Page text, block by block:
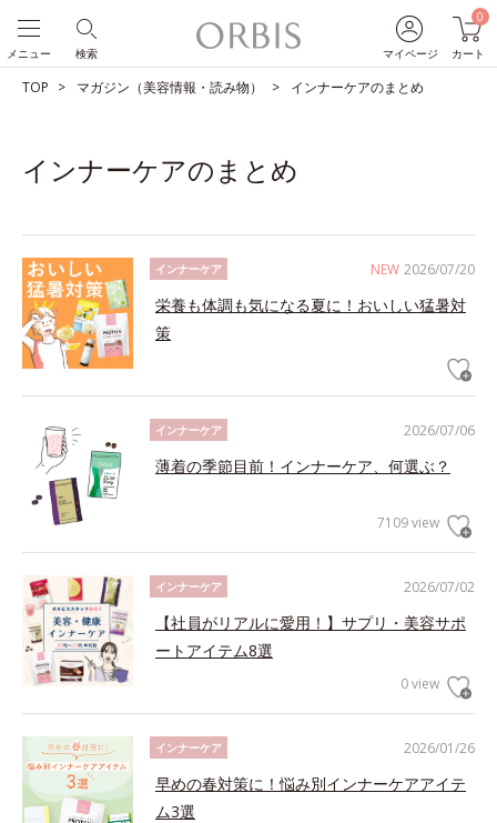
マイページ
0
カート
検索
メニュー
TOP マガジン（美容情報・読み物） インナーケアのまとめ
インナーケアのまとめ
NEW 2026/07/20
インナーケア
栄養も体調も気になる夏に！おいしい猛暑対
策
2026/07/06
インナーケア
薄着の季節目前！インナーケア、何選ぶ？
7109 view
2026/07/02
インナーケア
【社員がリアルに愛用！】サプリ・美容サポ
ートアイテム8選
0 view
2026/01/26
インナーケア
早めの春対策に！悩み別インナーケアアイテ
ム3選